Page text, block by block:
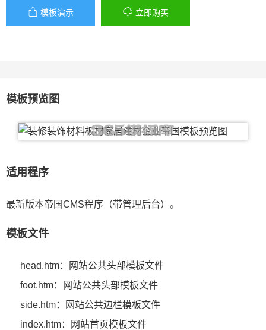
 模板演示  立即购买
模板预览图
适用程序
最新版本帝国CMS程序（带管理后台）。
模板文件
head.htm：网站公共头部模板文件
foot.htm：网站公共头部模板文件
side.htm：网站公共边栏模板文件
index.htm：网站首页模板文件